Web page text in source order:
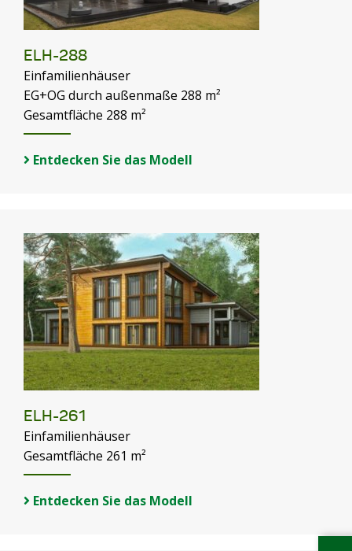
ELH-288
Einfamilienhäuser
EG+OG durch außenmaße 288 m²
Gesamtfläche 288 m²
Entdecken Sie das Modell
ELH-261
Einfamilienhäuser
Gesamtfläche 261 m²
Entdecken Sie das Modell